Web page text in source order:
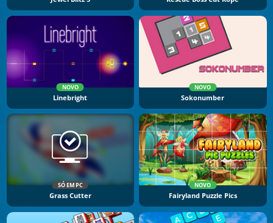
NOVO
Linebright
NOVO
Sokonumber
SÓ EM PC
Grass Cutter
NOVO
Fairyland Puzzle Pics